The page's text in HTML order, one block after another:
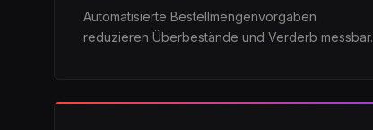
Automatisierte Bestellmengenvorgaben
reduzieren Überbestände und Verderb messbar.